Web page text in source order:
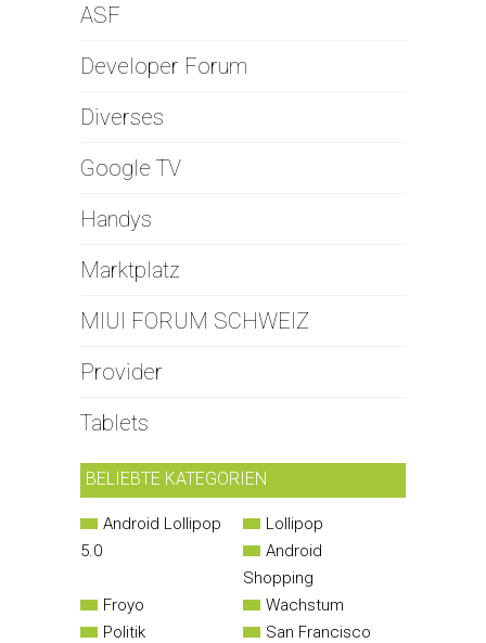
ASF
Developer Forum
Diverses
Google TV
Handys
Marktplatz
MIUI FORUM SCHWEIZ
Provider
Tablets
BELIEBTE KATEGORIEN
Android Lollipop
5.0
Lollipop
Android
Shopping
Froyo
Wachstum
Politik
San Francisco